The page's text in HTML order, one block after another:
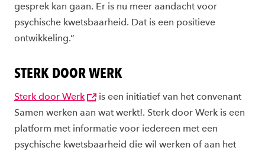
gesprek kan gaan. Er is nu meer aandacht voor
psychische kwetsbaarheid. Dat is een positieve
ontwikkeling.”
STERK DOOR WERK
Sterk door Werk
is een initiatief van het convenant
Samen werken aan wat werkt!. Sterk door Werk is een
platform met informatie voor iedereen met een
psychische kwetsbaarheid die wil werken of aan het